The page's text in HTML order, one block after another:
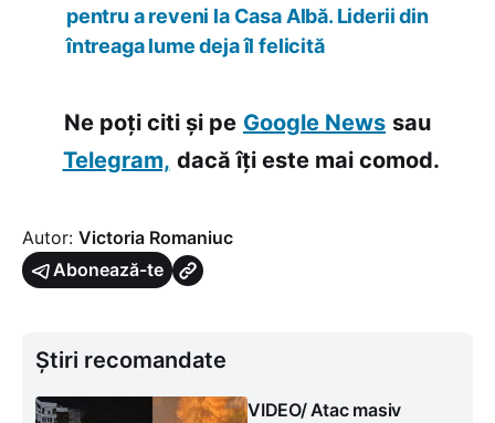
pentru a reveni la Casa Albă. Liderii din
întreaga lume deja îl felicită
Ne poți citi și pe Google News sau
Telegram, dacă îți este mai comod.
Autor: Victoria Romaniuc
Abonează-te
Știri recomandate
VIDEO/ Atac masiv